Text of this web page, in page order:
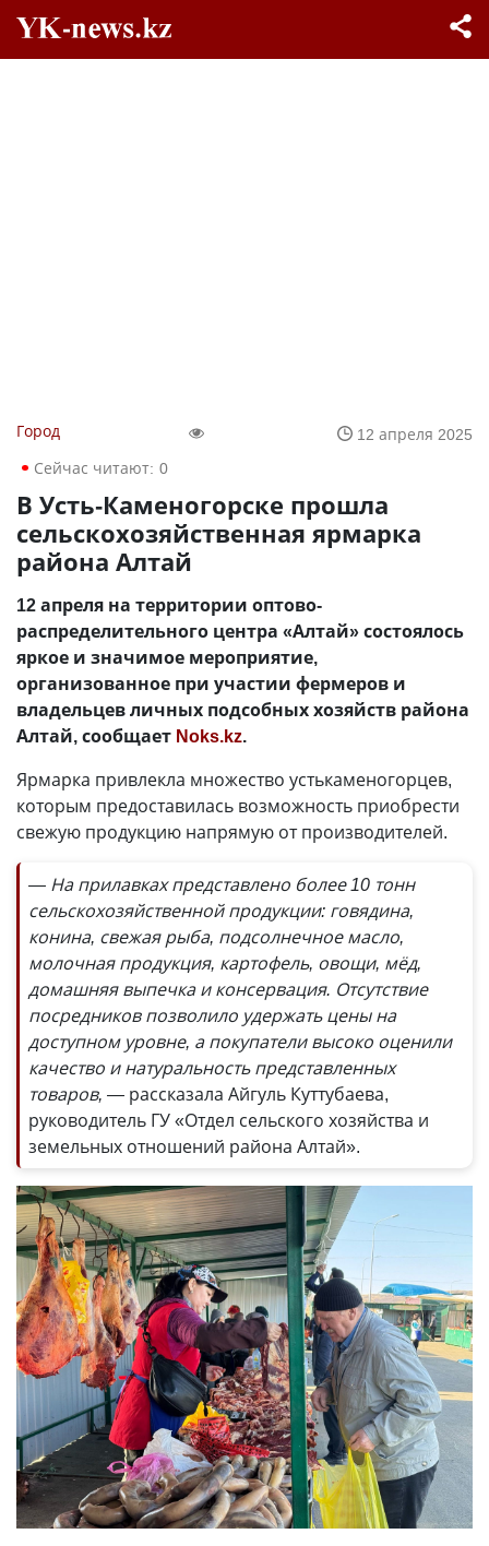
Город
12 апреля 2025
Сейчас читают: 0
В Усть-Каменогорске прошла
сельскохозяйственная ярмарка
района Алтай
12 апреля на территории оптово-
распределительного центра «Алтай» состоялось
яркое и значимое мероприятие,
организованное при участии фермеров и
владельцев личных подсобных хозяйств района
Алтай, сообщает Noks.kz.
Ярмарка привлекла множество устькаменогорцев,
которым предоставилась возможность приобрести
свежую продукцию напрямую от производителей.
— На прилавках представлено более 10 тонн
сельскохозяйственной продукции: говядина,
конина, свежая рыба, подсолнечное масло,
молочная продукция, картофель, овощи, мёд,
домашняя выпечка и консервация. Отсутствие
посредников позволило удержать цены на
доступном уровне, а покупатели высоко оценили
качество и натуральность представленных
товаров, — рассказала Айгуль Куттубаева,
руководитель ГУ «Отдел сельского хозяйства и
земельных отношений района Алтай».